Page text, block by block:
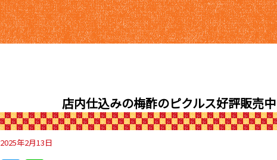
店内仕込みの梅酢のピクルス好評販売中
2025年2月13日